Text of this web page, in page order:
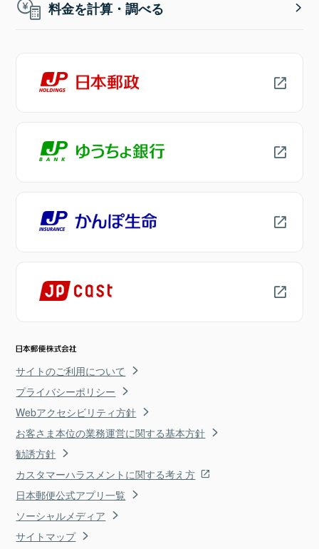
料金を計算・調べる
サイトのご利用について
プライバシーポリシー
Webアクセシビリティ方針
お客さま本位の業務運営に関する基本方針
勧誘方針
カスタマーハラスメントに関する考え方
日本郵便公式アプリ一覧
ソーシャルメディア
サイトマップ